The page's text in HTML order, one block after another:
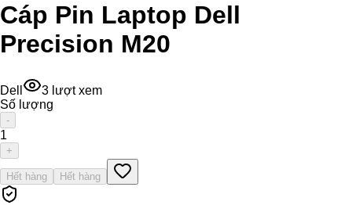
Cáp Pin Laptop Dell
Precision M20
Dell 3 lượt xem
Số lượng
-
1
+
Hết hàng Hết hàng